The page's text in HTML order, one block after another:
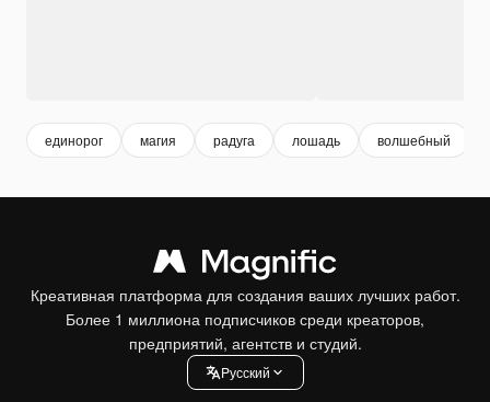
единорог магия радуга лошадь волшебный
Креативная платформа для создания ваших лучших работ.
Более 1 миллиона подписчиков среди креаторов,
предприятий, агентств и студий.
Pусский